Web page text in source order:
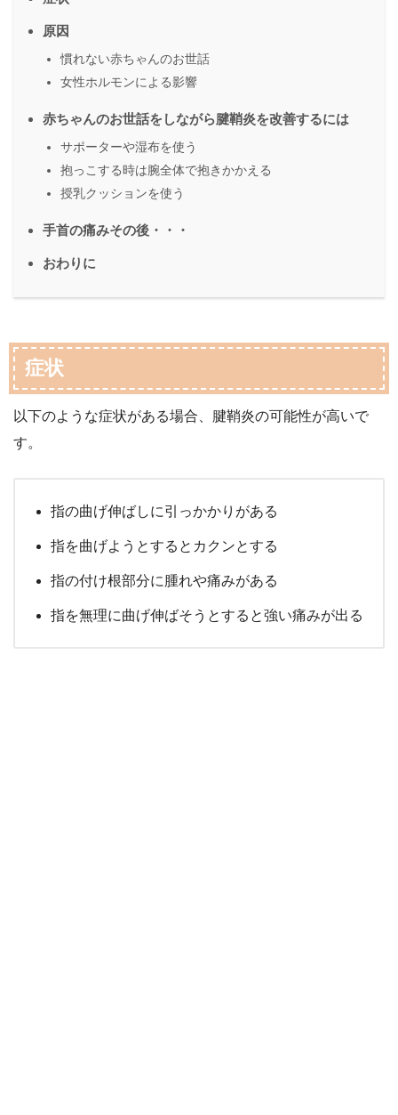
原因
慣れない赤ちゃんのお世話
女性ホルモンによる影響
赤ちゃんのお世話をしながら腱鞘炎を改善するには
サポーターや湿布を使う
抱っこする時は腕全体で抱きかかえる
授乳クッションを使う
手首の痛みその後・・・
おわりに
症状
以下のような症状がある場合、腱鞘炎の可能性が高いで
す。
指の曲げ伸ばしに引っかかりがある
指を曲げようとするとカクンとする
指の付け根部分に腫れや痛みがある
指を無理に曲げ伸ばそうとすると強い痛みが出る